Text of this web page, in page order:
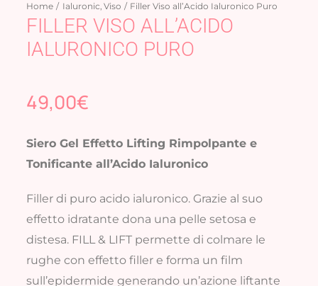
CORPO
CAPELLI
FITOTERAPICI
Home Ialuronic Viso Filler Viso all’Acido Ialuronico Puro
FILLER VISO ALL’ACIDO
IALURONICO PURO
49,00€
Siero Gel Effetto Lifting Rimpolpante e
Tonificante all’Acido Ialuronico
Filler di puro acido ialuronico. Grazie al suo
effetto idratante dona una pelle setosa e
distesa. FILL & LIFT permette di colmare le
rughe con effetto filler e forma un film
sull’epidermide generando un’azione liftante